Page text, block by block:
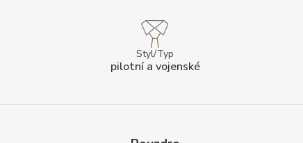
Styl/Typ
pilotní a vojenské